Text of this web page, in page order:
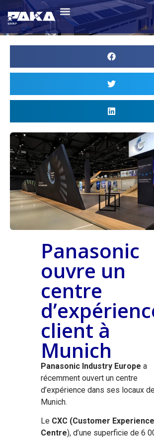
Panasonic
ouvre un
centre
client à
Munich
Panasonic Industry Europe a
récemment ouvert un centre
d’expérience dans ses locaux
Munich.
Le CXC (Customer Experience
Centre), d’une superficie de 6